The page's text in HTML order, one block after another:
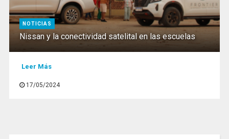
NOTICIAS
Nissan y la conectividad satelital en las escuelas
Leer Más
17/05/2024